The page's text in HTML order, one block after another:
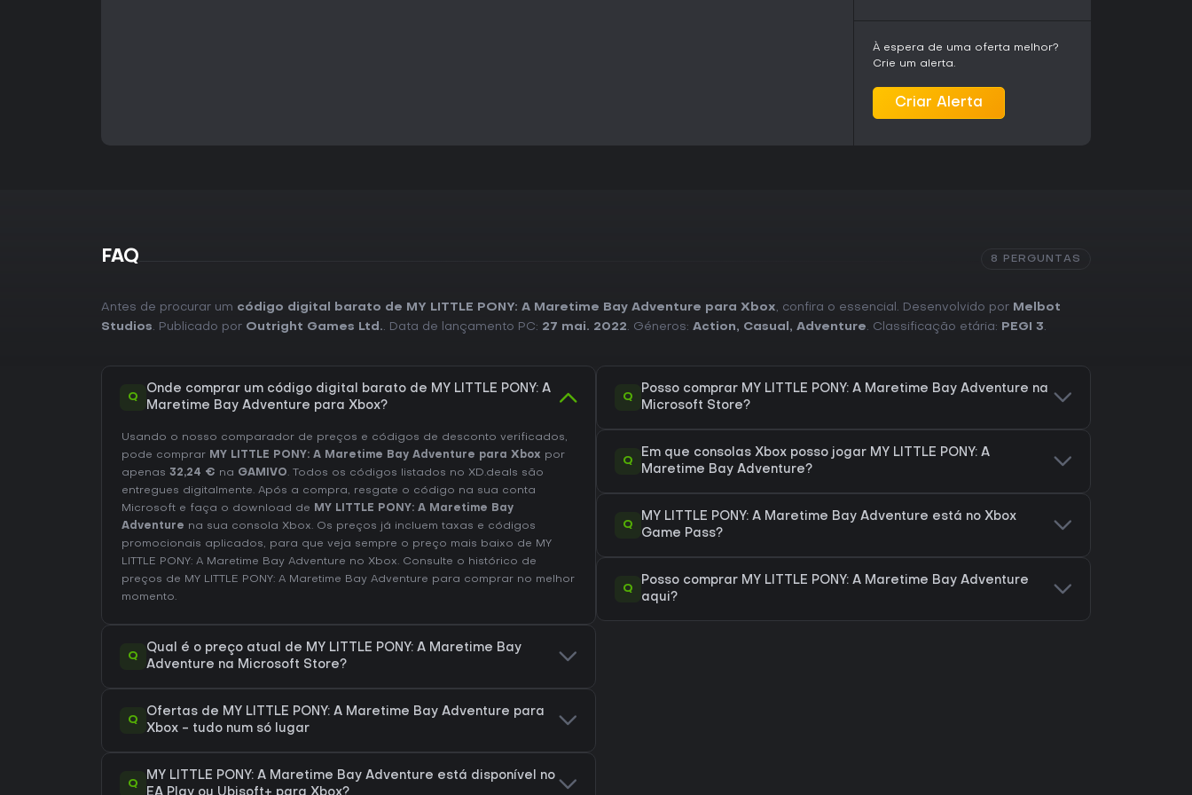
quem procura experiências mais longas. Nas plataformas Xbox o jogo roda de
forma estável, sem problemas técnicos relatados no uso comum.
Quem gosta de platformers casuais ou do universo My Little Pony encontra aqui
uma experiência tranquila e sem pressão, que cumpre exatamente o que
À espera de uma oferta melhor?
Crie um alerta.
Criar Alerta
FAQ 8 PERGUNTAS
Antes de procurar um código digital barato de MY LITTLE PONY: A Maretime Bay Adventure para Xbox, confira o essencial. Desenvolvido por Melbot
Studios. Publicado por Outright Games Ltd.. Data de lançamento PC: 27 mai. 2022. Géneros: Action, Casual , Adventure. Classificação etária: PEGI 3.
Q
Onde comprar um código digital barato de MY LITTLE PONY: A
Maretime Bay Adventure para Xbox?
Usando o nosso comparador de preços e códigos de desconto verificados,
pode comprar MY LITTLE PONY: A Maretime Bay Adventure para Xbox por
apenas 32,24 € na GAMIVO. Todos os códigos listados no XD.deals são
entregues digitalmente. Após a compra, resgate o código na sua conta
Microsoft e faça o download de MY LITTLE PONY: A Maretime Bay
Adventure na sua consola Xbox. Os preços já incluem taxas e códigos
promocionais aplicados, para que veja sempre o preço mais baixo de MY
LITTLE PONY: A Maretime Bay Adventure no Xbox. Consulte o histórico de
preços de MY LITTLE PONY: A Maretime Bay Adventure para comprar no melhor
momento.
Q
Qual é o preço atual de MY LITTLE PONY: A Maretime Bay
Adventure na Microsoft Store?
Q
Ofertas de MY LITTLE PONY: A Maretime Bay Adventure para
Xbox - tudo num só lugar
Q
MY LITTLE PONY: A Maretime Bay Adventure está disponível no
Q
Posso comprar MY LITTLE PONY: A Maretime Bay Adventure na
Microsoft Store?
Q
Em que consolas Xbox posso jogar MY LITTLE PONY: A
Maretime Bay Adventure?
Q
MY LITTLE PONY: A Maretime Bay Adventure está no Xbox
Game Pass?
Q
Posso comprar MY LITTLE PONY: A Maretime Bay Adventure
aqui?